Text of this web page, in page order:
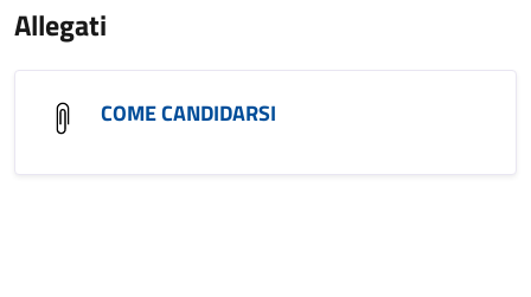
Allegati
COME CANDIDARSI